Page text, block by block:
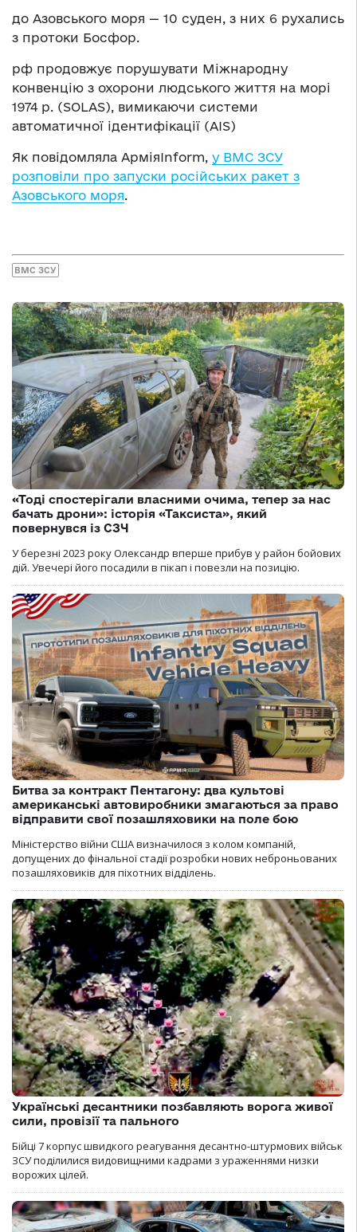
до Азовського моря — 10 суден, з них 6 рухались
з протоки Босфор.
рф продовжує порушувати Міжнародну
конвенцію з охорони людського життя на морі
1974 р. (SOLAS), вимикаючи системи
автоматичної ідентифікації (AIS)
Як повідомляла АрміяInform, у ВМС ЗСУ
розповіли про запуски російських ракет з
Азовського моря.
ВМС ЗСУ
«Тоді спостерігали власними очима, тепер за нас
бачать дрони»: історія «Таксиста», який
повернувся із СЗЧ
У березні 2023 року Олександр вперше прибув у район бойових
дій. Увечері його посадили в пікап і повезли на позицію.
Битва за контракт Пентагону: два культові
американські автовиробники змагаються за право
відправити свої позашляховики на поле бою
Міністерство війни США визначилося з колом компаній,
допущених до фінальної стадії розробки нових неброньованих
позашляховиків для піхотних відділень.
Українські десантники позбавляють ворога живої
сили, провізії та пального
Бійці 7 корпус швидкого реагування десантно-штурмових військ
ЗСУ поділилися видовищними кадрами з ураженнями низки
ворожих цілей.